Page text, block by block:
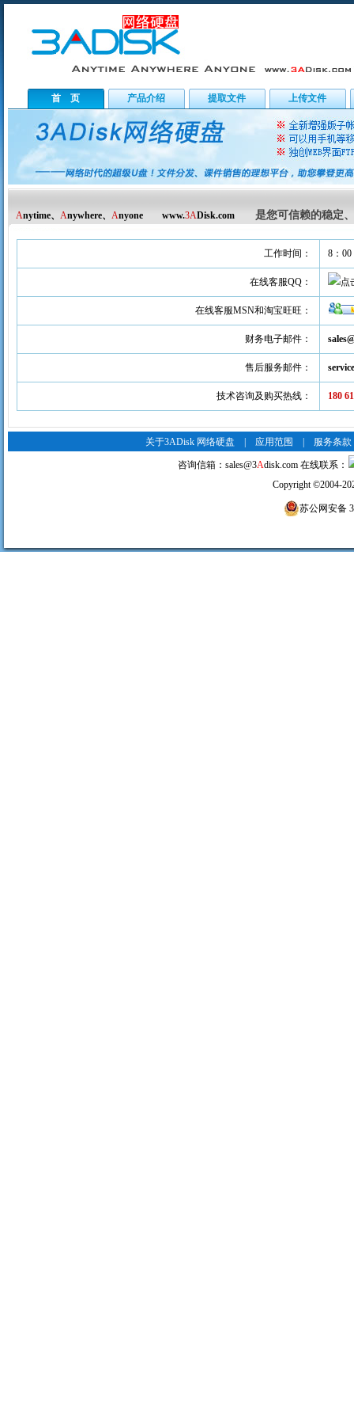
首 页 产品介绍 提取文件 上传文件
Anytime、 Anywhere、 Anyone www.3ADisk.com 是您可信赖的稳定
工作时间： 8：00
在线客服QQ：
在线客服MSN和淘宝旺旺：
财务电子邮件：
售后服务邮件：
技术咨询及购买热线： 180
关于3ADisk 网络硬盘 |应用范围 服务条款
咨询信箱：sales@3Adisk.com 在线联系：
Copyright©2004-
苏公网安备